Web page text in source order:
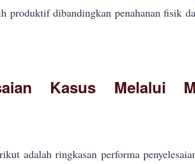
produktif dibandingkan penahanan fisik
Kasus Melalui
adalah ringkasan performa